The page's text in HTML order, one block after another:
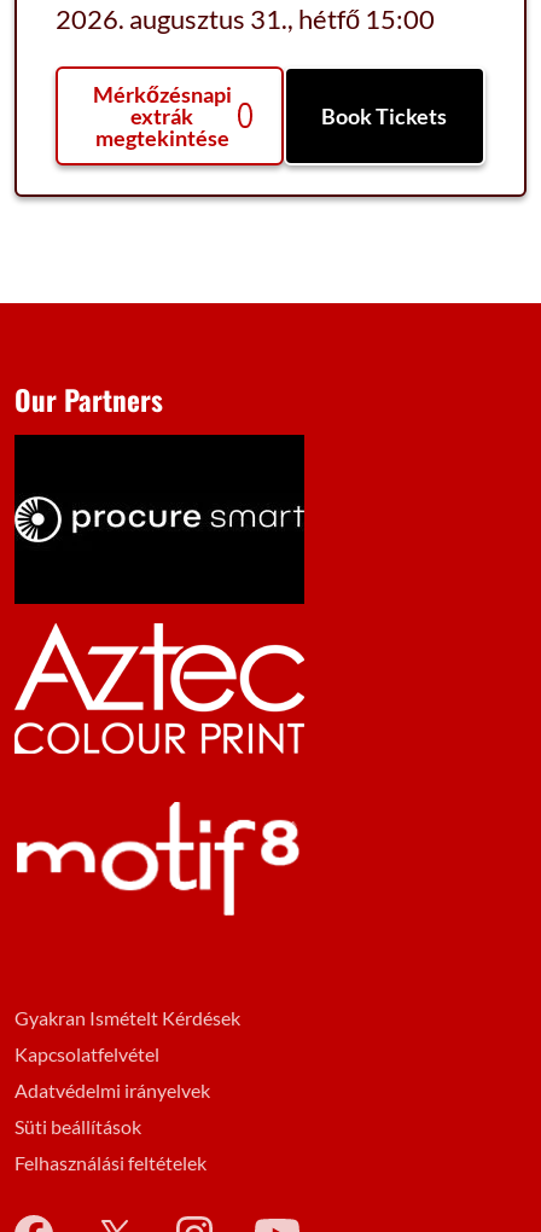
2026. augusztus 31., hétfő 15:00
Mérkőzésnapi
extrák
megtekintése
Book Tickets
Gyakran Ismételt Kérdések
Kapcsolatfelvétel
Adatvédelmi irányelvek
Süti beállítások
Felhasználási feltételek
Our Partners